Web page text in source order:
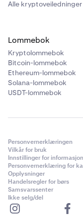
Alle kryptoveiledninger
Lommebok
Kryptolommebok
Bitcoin-lommebok
Ethereum-lommebok
Solana-lommebok
USDT-lommebok
Personvernerklæringen
Vilkår for bruk
Innstillinger for
Personvernerklæring for
Opplysninger
Handelsregler for børs
Samsvarssenter
Ikke selg/del